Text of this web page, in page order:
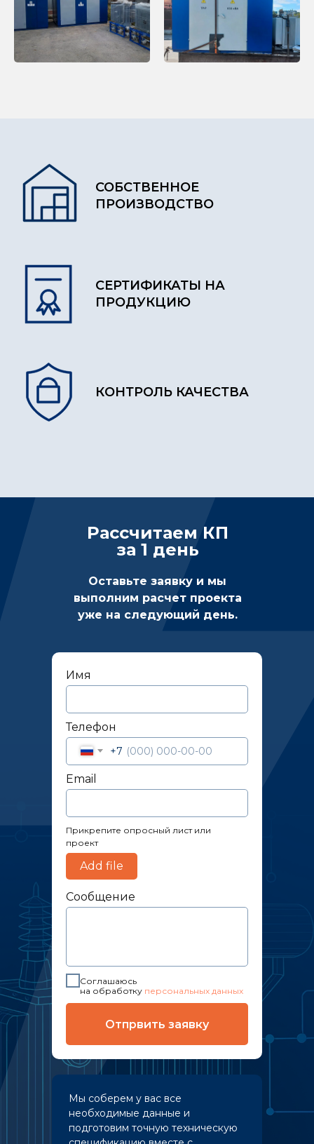
СОБСТВЕННОЕ
ПРОИЗВОДСТВО
СЕРТИФИКАТЫ НА
ПРОДУКЦИЮ
КОНТРОЛЬ КАЧЕСТВА
Рассчитаем КП
за 1 день
Оставьте заявку и мы
выполним расчет проекта
уже на следующий день.
Имя
Телефон
+7
Email
Прикрепите опросный лист или
проект
Add file
Сообщение
Соглашаюсь
на обработку персональных данных
Отпрвить заявку
Мы соберем у вас все
необходимые данные и
подготовим точную техническую